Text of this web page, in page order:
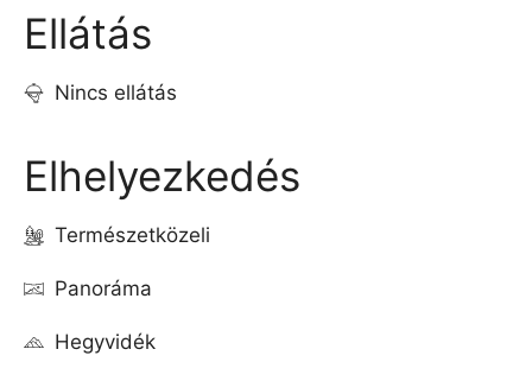
Ellátás
Nincs ellátás
Elhelyezkedés
Természetközeli
Panoráma
Hegyvidék